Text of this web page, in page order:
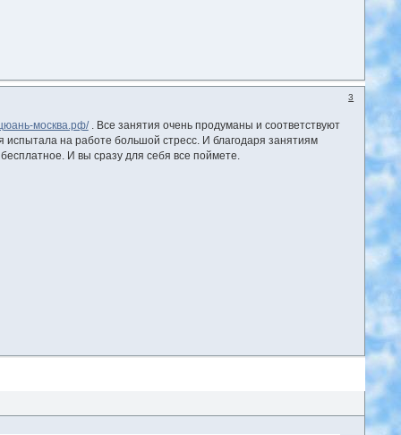
3
москва.рф/. Все занятия очень продуманы и соответствуют
на работе большой стресс. И благодаря занятиям
И вы сразу для себя все поймете.